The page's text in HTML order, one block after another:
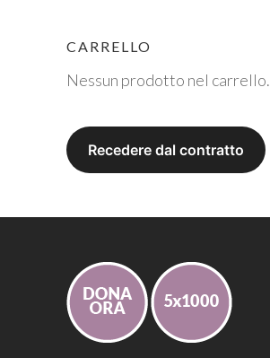
CARRELLO
Nessun prodotto nel carrello.